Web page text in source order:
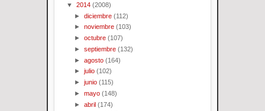
▼ 2014 (2008)
►diciembre (112)
►noviembre (103)
►octubre (107)
►septiembre (132)
►agosto (164)
►julio (102)
►junio (115)
►mayo (148)
►abril (174)